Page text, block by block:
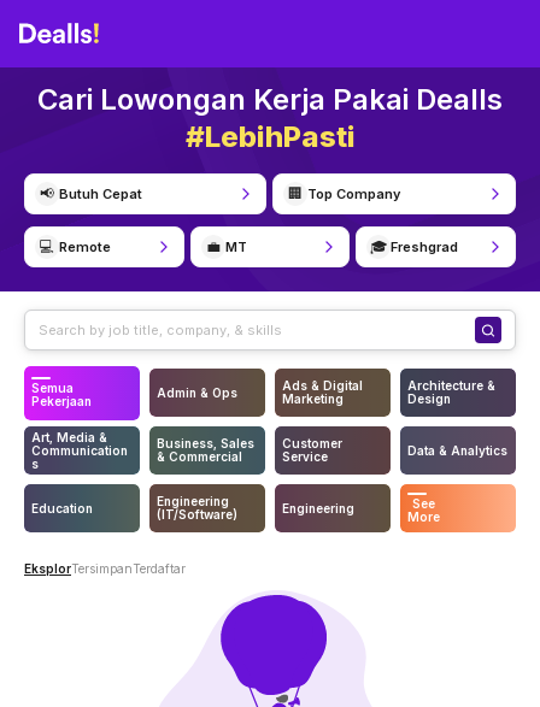
Cari Lowongan Kerja Pakai Dealls
#LebihPasti
📢 Butuh Cepat 🏢 Top Company
💻 Remote 💼 MT 🎓 Freshgrad
Semua
Pekerjaan
Admin & Ops
Ads & Digital
Marketing
Architecture &
Design
Art, Media &
Communication
s
Business, Sales
& Commercial
Customer
Service
Data & Analytics
Education
Engineering
(IT/Software)
Engineering
See
More
EksplorTersimpanTerdaftar